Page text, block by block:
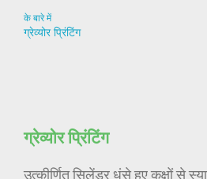
के बारे में
ग्रेव्योर प्रिंटिंग
ग्रेव्योर प्रिंटिंग
उत्कीर्णित सिलेंडर धंसे हुए कक्षों से